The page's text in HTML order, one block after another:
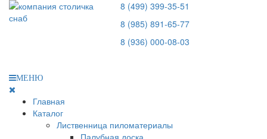
8 (499) 399-35-51
8 (985) 891-65-77
8 (936) 000-08-03
МЕНЮ
Главная
Каталог
Лиственница пиломатериалы
Палубная доска